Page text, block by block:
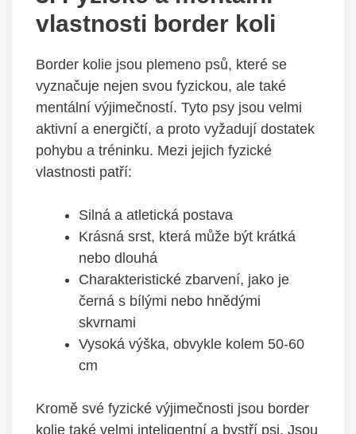
vlastnosti border koli
Border kolie jsou plemeno psů, které se
vyznačuje nejen svou fyzickou, ale také
mentální výjimečností. Tyto psy jsou velmi
aktivní a energičtí, a proto vyžadují dostatek
pohybu a tréninku. Mezi jejich fyzické
vlastnosti patří:
Silná a atletická postava
Krásná srst, která může být krátká
nebo dlouhá
Charakteristické zbarvení, jako je
černá s bílými nebo hnědými
skvrnami
Vysoká výška, obvykle kolem 50-60
cm
Kromě své fyzické výjimečnosti jsou border
kolie také velmi inteligentní a bystří psi. Jsou